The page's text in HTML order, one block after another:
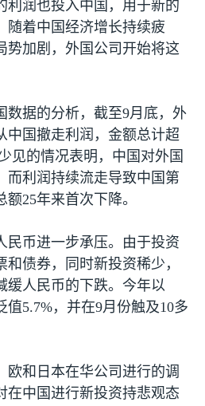
利润也投入中国，用于新的
随着中国经济增长持续疲
势加剧，外国公司开始将这
数据的分析，截至9月底，外
中国撤走利润，金额总计超
见的情况表明，中国对外国
而利润持续流走导致中国第
额25年来首次下降。
民币进一步承压。由于投资
债券，同时新投资稀少，
缓人民币的下跌。今年以
值5.7%，并在9月份触及10多
欧和日本在华公司进行的调
在中国进行新投资持悲观态